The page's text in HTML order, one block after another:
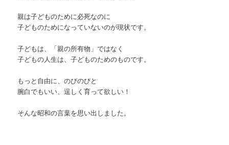
親は子どものために必死なのに
子どものためになっていないのが現状です。
子どもは、「親の所有物」ではなく
子どもの人生は、子どものためのものです。
もっと自由に、のびのびと
腕白でもいい、逞しく育って欲しい！
そんな昭和の言葉を思い出しました。